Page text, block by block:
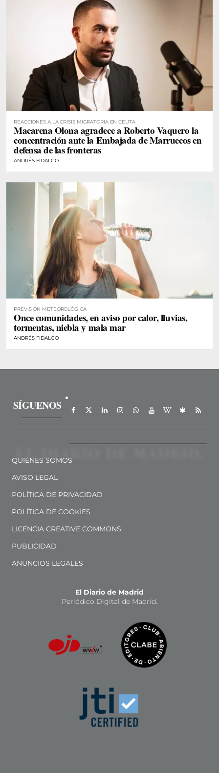
REACCIONES A LA CRISIS MIGRATORIA EN CEUTA
Macarena Olona agradece a Roberto Vaquero la
concentración ante la Embajada de Marruecos en
defensa de las fronteras
ANDRÉS FIDALGO
PREVISIÓN METEOROLÓGICA
Once comunidades, en aviso por calor, lluvias,
tormentas, niebla y mala mar
ANDRÉS FIDALGO
SÍGUENOS
QUIÉNES SOMOS
AVISO LEGAL
POLÍTICA DE PRIVACIDAD
POLÍTICA DE COOKIES
LICENCIA CREATIVE COMMONS
PUBLICIDAD
ANUNCIOS LEGALES
El Diario de Madrid
Periódico Digital de Madrid.